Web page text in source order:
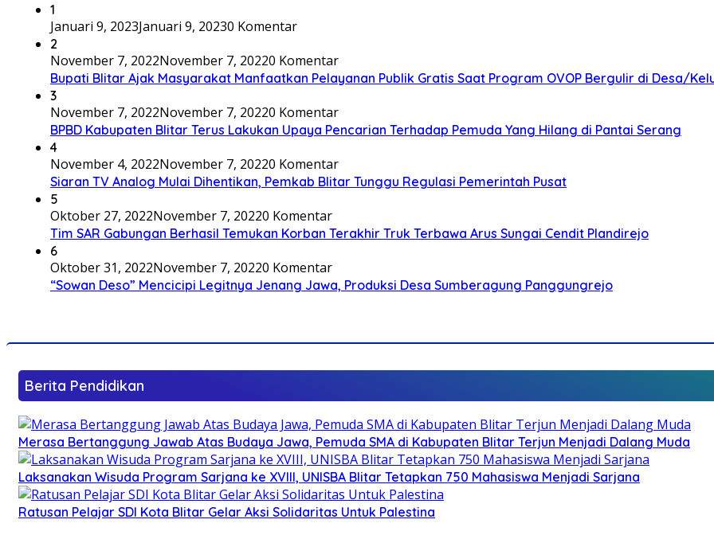
1
Januari 9, 2023Januari 9, 20230 Komentar
2
November 7, 2022November 7, 20220 Komentar
Bupati Blitar Ajak Masyarakat Manfaatkan Pelayanan Publik Gratis Saat Program OVOP Bergulir di Desa/
3
November 7, 2022November 7, 20220 Komentar
BPBD Kabupaten Blitar Terus Lakukan Upaya Pencarian Terhadap Pemuda Yang Hilang di Pantai Serang
4
November 4, 2022November 7, 20220 Komentar
Siaran TV Analog Mulai Dihentikan, Pemkab Blitar Tunggu Regulasi Pemerintah Pusat
5
Oktober 27, 2022November 7, 20220 Komentar
Tim SAR Gabungan Berhasil Temukan Korban Terakhir Truk Terbawa Arus Sungai Cendit Plandirejo
6
Oktober 31, 2022November 7, 20220 Komentar
“Sowan Deso” Mencicipi Legitnya Jenang Jawa, Produksi Desa Sumberagung Panggungrejo
Berita Pendidikan
Merasa Bertanggung Jawab Atas Budaya Jawa, Pemuda SMA di Kabupaten Blitar Terjun Menjadi Dalang Muda
Laksanakan Wisuda Program Sarjana ke XVIII, UNISBA Blitar Tetapkan 750 Mahasiswa Menjadi Sarjana
Ratusan Pelajar SDI Kota Blitar Gelar Aksi Solidaritas Untuk Palestina